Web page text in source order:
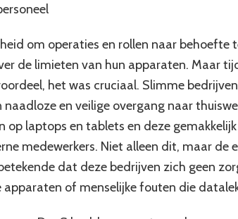
om operaties en rollen naar behoefte
de limieten van hun apparaten. Maar
het was cruciaal. Slimme
naadloze en veilige overgang naar
op laptops en tablets en deze
medewerkers. Niet alleen dit, maar de
dat deze bedrijven zich geen
apparaten of menselijke fouten die